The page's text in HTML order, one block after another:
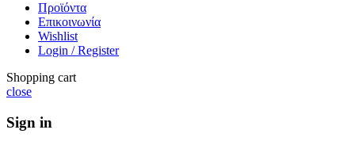
Προϊόντα
Επικοινωνία
Wishlist
Login / Register
Shopping cart
close
Sign in